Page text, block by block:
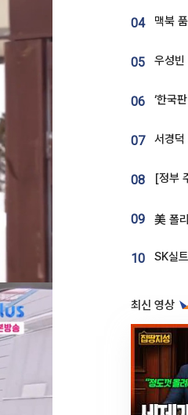
04
05
06
07
08
09
10
최신 영상